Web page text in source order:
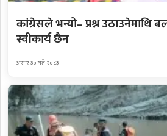
कांग्रेसले भन्यो– प्रश्न उठाउनेमाथि
स्वीकार्य छैन
असार ३० गते २०८३